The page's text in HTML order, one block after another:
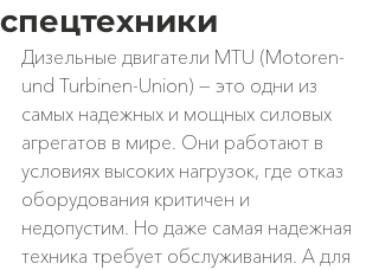
спецтехники
Дизельные двигатели MTU (Motoren-
und Turbinen-Union) — это одни из
самых надежных и мощных силовых
агрегатов в мире. Они работают в
условиях высоких нагрузок, где отказ
оборудования критичен и
недопустим. Но даже самая надежная
техника требует обслуживания. А для